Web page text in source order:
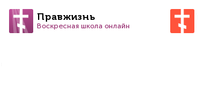
Правжизнь
Воскресная школа онлайн